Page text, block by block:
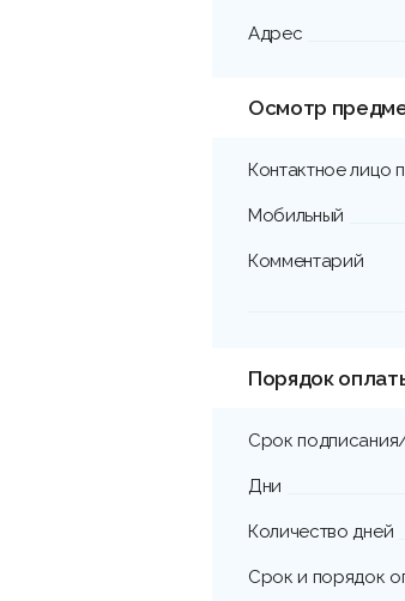
Адрес
Осмотр
Контактное лицо
Мобильный
Комментарий
Порядок
Срок
Дни
Количество дней
Срок и порядок